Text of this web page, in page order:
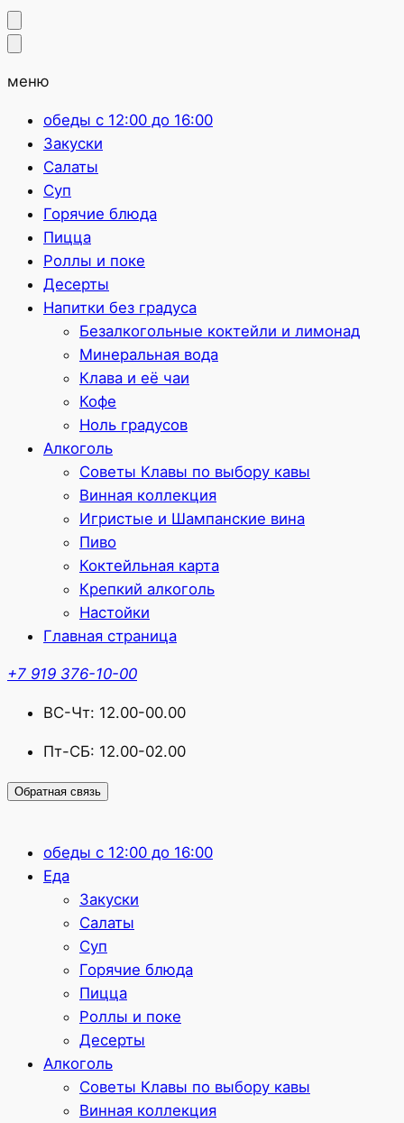
меню
обеды с 12:00 до 16:00
Закуски
Салаты
Суп
Горячие блюда
Пицца
Роллы и поке
Десерты
Напитки без градуса
Безалкогольные коктейли и лимонад
Минеральная вода
Клава и её чаи
Кофе
Ноль градусов
Алкоголь
Советы Клавы по выбору кавы
Винная коллекция
Игристые и Шампанские вина
Пиво
Коктейльная карта
Крепкий алкоголь
Настойки
Главная страница
+7 919 376-10-00
ВС-Чт: 12.00-00.00
Пт-СБ: 12.00-02.00
Обратная связь
обеды с 12:00 до 16:00
Еда
Закуски
Салаты
Суп
Горячие блюда
Пицца
Роллы и поке
Десерты
Алкоголь
Советы Клавы по выбору кавы
Винная коллекция